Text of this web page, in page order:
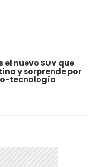
el nuevo SUV que
y sorprende por
tecnología